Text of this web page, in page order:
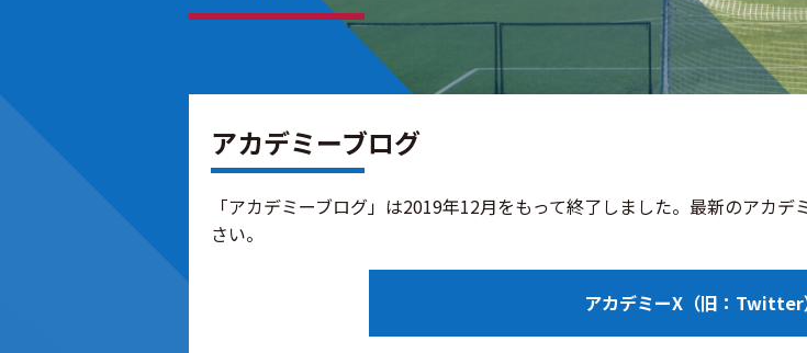
アカデミーブログ
「アカデミーブログ」は2019年12月をもって終了しました。最新のアカ
さい。
アカデミーX（旧：Twitter